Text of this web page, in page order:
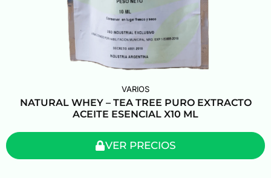
VARIOS
NATURAL WHEY – TEA TREE PURO EXTRACTO
ACEITE ESENCIAL X10 ML
VER PRECIOS